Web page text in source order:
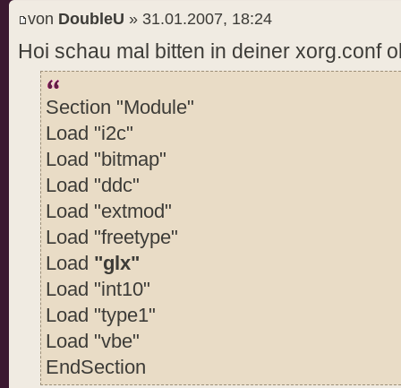
von DoubleU » 31.01.2007, 18:24
Hoi schau mal bitten in deiner xorg.conf
Section "Module"
Load "i2c"
Load "bitmap"
Load "ddc"
Load "extmod"
Load "freetype"
Load "glx"
Load "int10"
Load "type1"
Load "vbe"
EndSection